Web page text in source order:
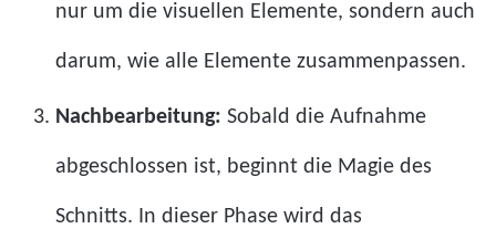
nur um die visuellen Elemente, sondern auch
darum, wie alle Elemente zusammenpassen.
Nachbearbeitung: Sobald die Aufnahme
abgeschlossen ist, beginnt die Magie des
Schnitts. In dieser Phase wird das